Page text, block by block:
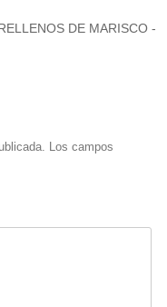
DE MARISCO -
Los campos